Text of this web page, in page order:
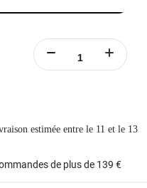
estimée entre le 11 et le 13
de plus de 139 €